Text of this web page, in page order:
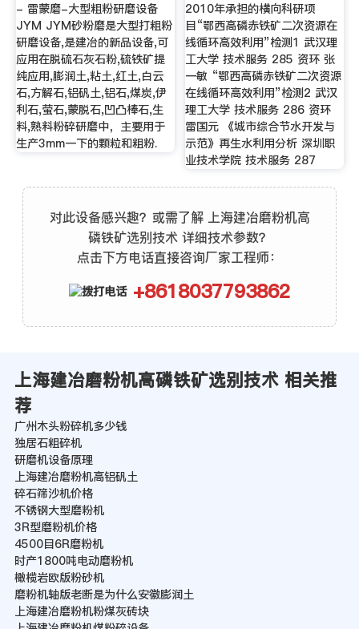
- 雷蒙磨-大型粗粉研磨设备
JYM JYM砂粉磨是大型打粗粉
研磨设备,是建冶的新品设备,可
应用在脱硫石灰石粉,硫铁矿提
纯应用,膨润土,粘土,红土,白云
石,方解石,铝矾土,铝石,煤炭,伊
利石,萤石,蒙脱石,凹凸棒石,生
料,熟料粉碎研磨中，主要用于
生产3mm一下的颗粒和粗粉.
2010年承担的横向科研项
目“鄂西高磷赤铁矿二次资源在
线循环高效利用”检测1 武汉理
工大学 技术服务 285 资环 张
一敏 “鄂西高磷赤铁矿二次资源
在线循环高效利用”检测2 武汉
理工大学 技术服务 286 资环
雷国元 《城市综合节水开发与
示范》再生水利用分析 深圳职
业技术学院 技术服务 287
对此设备感兴趣？或需了解 上海建冶磨粉机高
磷铁矿选别技术 详细技术参数？
点击下方电话直接咨询厂家工程师：
+8618037793862
上海建冶磨粉机高磷铁矿选别技术 相关推
荐
广州木头粉碎机多少钱
独居石粗碎机
研磨机设备原理
上海建冶磨粉机高铝矾土
碎石筛沙机价格
不锈钢大型磨粉机
3R型磨粉机价格
4500目6R磨粉机
时产1800吨电动磨粉机
橄榄岩欧版粉砂机
磨粉机轴版老断是为什么安徽膨润土
上海建冶磨粉机粉煤灰砖块